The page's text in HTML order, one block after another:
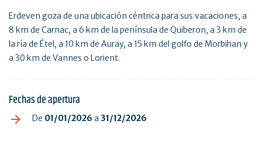
Erdeven goza de una ubicación céntrica para sus vacaciones, a
8 km de Carnac, a 6 km de la península de Quiberon, a 3 km de
la ría de Étel, a 10 km de Auray, a 15 km del golfo de Morbihan y
a 30 km de Vannes o Lorient.
Fechas de apertura
De 01/01/2026 a 31/12/2026